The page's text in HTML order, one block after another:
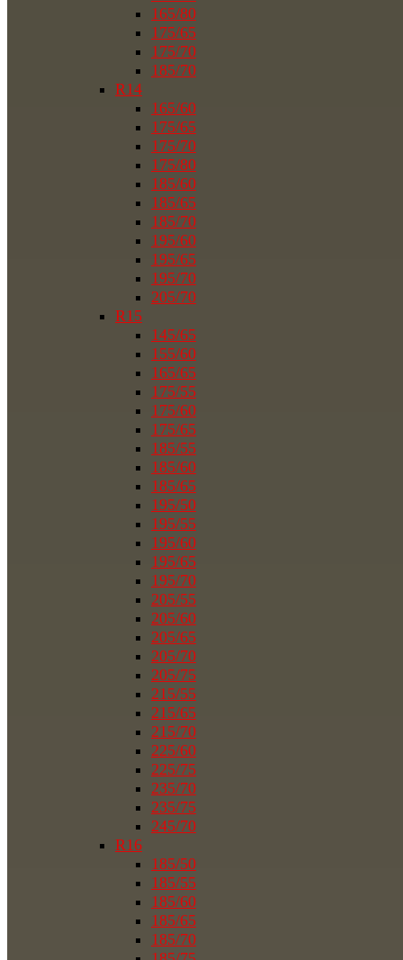
165/80
175/65
175/70
185/70
R14
165/60
175/65
175/70
175/80
185/60
185/65
185/70
195/60
195/65
195/70
205/70
R15
145/65
155/60
165/65
175/55
175/60
175/65
185/55
185/60
185/65
195/50
195/55
195/60
195/65
195/70
205/55
205/60
205/65
205/70
205/75
215/55
215/65
215/70
225/60
225/75
235/70
235/75
245/70
R16
185/50
185/55
185/60
185/65
185/70